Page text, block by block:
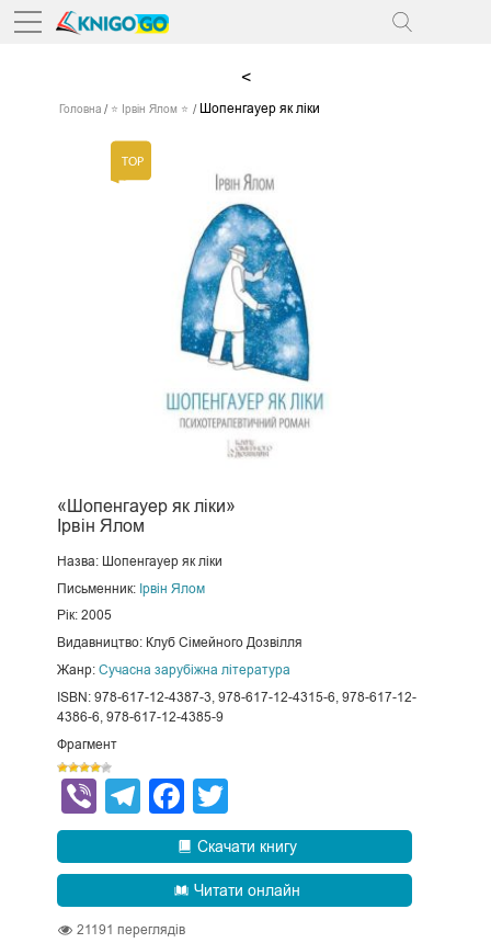
<
Головна ⭐ Ірвін Ялом ⭐ Шопенгауер як ліки
«Шопенгауер як ліки»
Ірвін Ялом
Назва: Шопенгауер як ліки
Письменник: Ірвін Ялом
Рік: 2005
Видавництво: Клуб Сімейного Дозвілля
Жанр: Сучасна зарубіжна література
ISBN: 978-617-12-4387-3, 978-617-12-4315-6, 978-617-12-
4386-6, 978-617-12-4385-9
Фрагмент
ViberTelegram
Facebook
Скачати книгу
Читати онлайн
21191 переглядів